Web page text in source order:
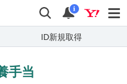
検索 通知
i
ID新規取得
手当